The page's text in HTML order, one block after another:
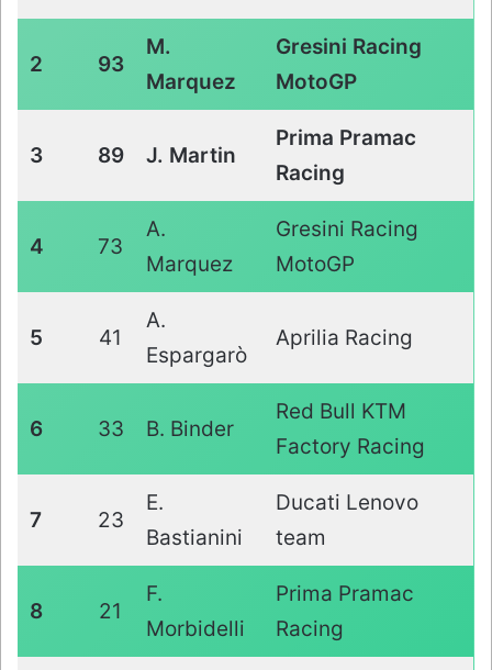
2 93
M.
Marquez
Gresini Racing
MotoGP
3 89 J. Martin
Prima Pramac
Racing
4 73
A.
Marquez
Gresini Racing
MotoGP
5 41
A.
Espargarò
Aprilia Racing
6 33 B. Binder
Red Bull KTM
Factory Racing
7 23
E.
Bastianini
Ducati Lenovo
team
8 21
F.
Morbidelli
Prima Pramac
Racing